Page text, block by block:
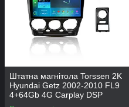
Штатна магнітола Torssen 2K
Hyundai Getz 2002-2010 FL9
4+64Gb 4G Carplay DSP